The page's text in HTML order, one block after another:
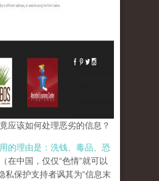
应该如何处理恶劣的信息？
的理由是：洗钱、毒品、恐
（在中国，仅仅“色情”就可以
私保护支持者讽其为“信息末